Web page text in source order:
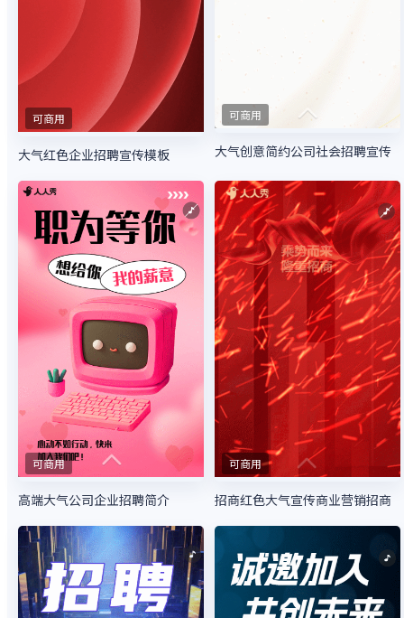
可商用
大气红色企业招聘宣传模板
可商用
大气创意简约公司社会招聘宣传
可商用
高端大气公司企业招聘简介
可商用
招商红色大气宣传商业营销招商